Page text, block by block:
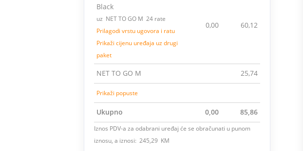
Black
uz NET TO GO M 24 rate
Prilagodi vrstu ugovora i ratu
Prikaži cijenu uređaja uz drugi
paket
0,00 60,12
NET TO GO M 25,74
Prikaži popuste
Ukupno 0,00 85,86
Iznos PDV-a za odabrani uređaj će se obračunati u punom
iznosu, a iznosi: 245,29 KM